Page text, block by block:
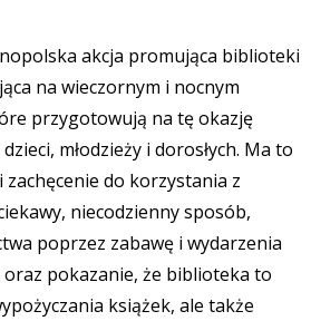
akcja promująca biblioteki
na wieczornym i nocnym
przygotowują na tę okazję
młodzieży i dorosłych. Ma to
zachęcenie do korzystania z
niecodzienny sposób,
poprzez zabawę i wydarzenia
pokazanie, że biblioteka to
książek, ale także